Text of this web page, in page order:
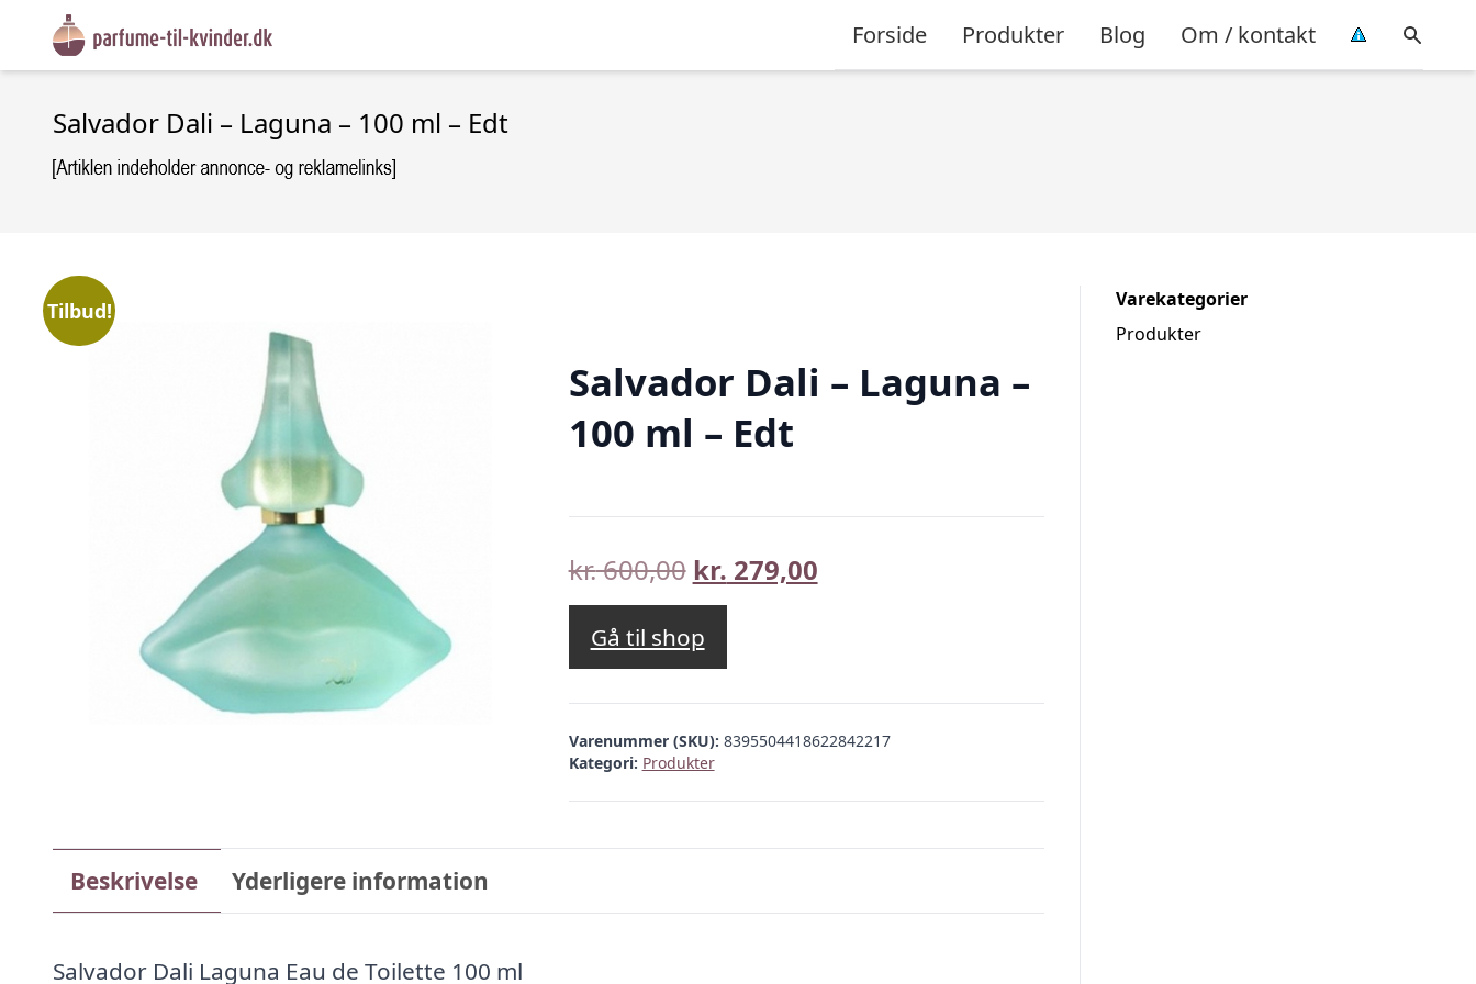
Forside Produkter Blog Om / kontakt
Salvador Dali – Laguna – 100 ml – Edt
Tilbud!
Salvador Dali – Laguna –
100 ml – Edt
kr.600,00 Den
oprindelige
pris
var:
kr. 600,00.
kr. 279,00Den
kr. 279,00.
Gå til shop
Varenummer (SKU): 8395504418622842217
Kategori: Produkter
Beskrivelse Yderligere information
Salvador Dali Laguna Eau de Toilette 100 ml
Varekategorier
Produkter